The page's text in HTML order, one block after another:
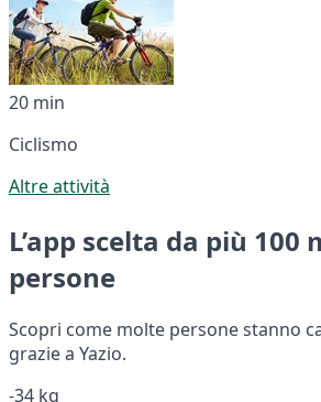
20 min
Ciclismo
Altre attività
L’app scelta da più 100
persone
Scopri come molte persone stanno
grazie a Yazio.
-34 kg